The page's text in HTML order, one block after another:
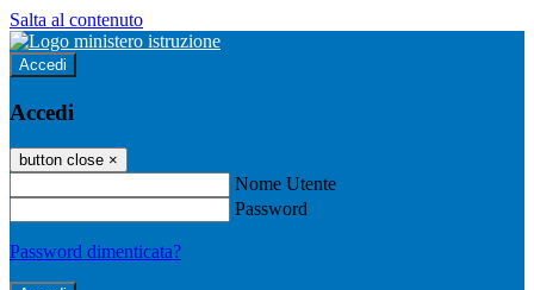
Salta al contenuto
Accedi
Accedi
button close ×
Nome Utente
Password
Password dimenticata?